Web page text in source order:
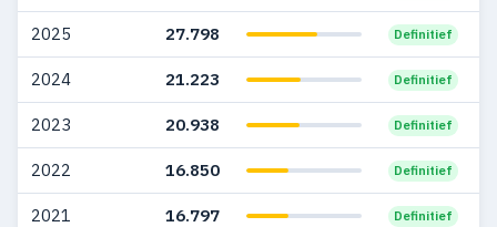
2008 22.243 2.318
2007 13.589 1.403
2006 12.354 1.173
2005 9.989 1.203
2004 7.239 765
2025 27.798 Definitief
2024 21.223 Definitief
2023 20.938 Definitief
2022 16.850 Definitief
2021 16.797 Definitief